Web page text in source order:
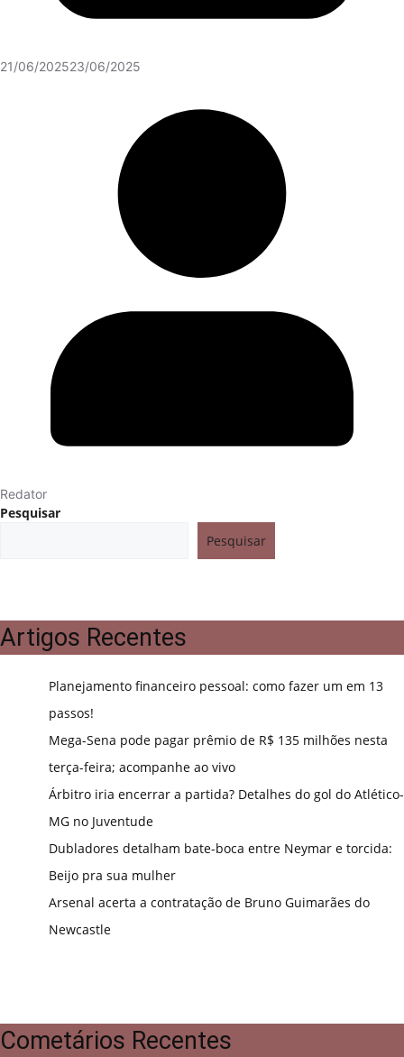
21/06/202523/06/2025
Redator
Pesquisar
Pesquisar
Artigos Recentes
Planejamento financeiro pessoal: como fazer um em 13
passos!
Mega-Sena pode pagar prêmio de R$ 135 milhões nesta
terça-feira; acompanhe ao vivo
Árbitro iria encerrar a partida? Detalhes do gol do Atlético-
MG no Juventude
Dubladores detalham bate-boca entre Neymar e torcida:
Beijo pra sua mulher
Arsenal acerta a contratação de Bruno Guimarães do
Newcastle
Cometários Recentes